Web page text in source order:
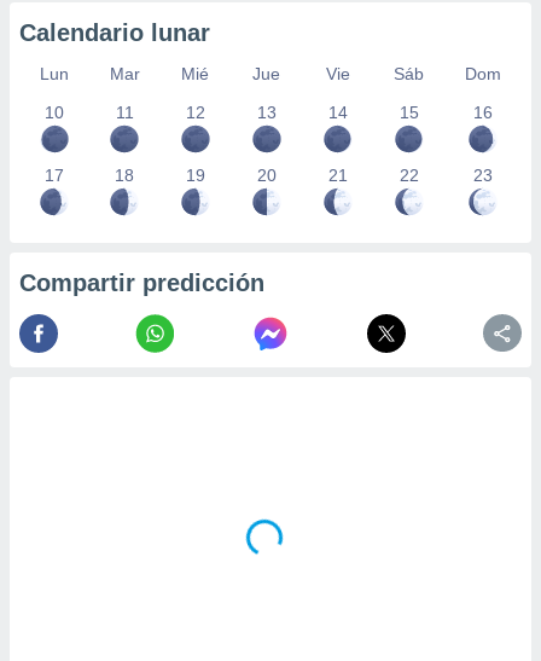
Calendario lunar
Lun Mar Mié Jue Vie Sáb
Dom
10
11 12 13 14 15 16
17 18 19 20 21 22 23
Compartir predicción